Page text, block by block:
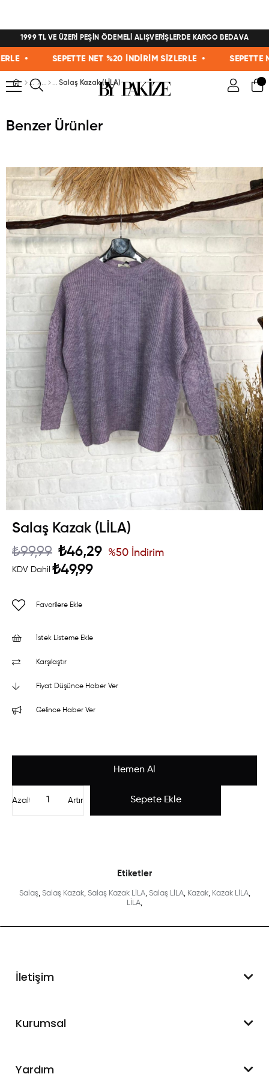
1999 TL VE ÜZERİ PEŞİN ÖDEMELİ ALIŞVERİŞLERDE KARGO BEDAVA
• SEPETTE NET %20 İNDİRİM SİZLERLE • SEPETTE
Salaş Kazak (LİLA)
Benzer Ürünler
Salaş Kazak (LİLA)
₺99,99 ₺46,29
KDV Dahil ₺49,99
%50 İndirim
Favorilere Ekle
İstek Listeme Ekle
Karşılaştır
Fiyat Düşünce Haber Ver
Gelince Haber Ver
Artır
Azalt
Etiketler
Salaş, Salaş Kazak, Salaş Kazak LİLA, Salaş LİLA, Kazak, Kazak LİLA,
LİLA,
İletişim
WhatsApp Destek
Kurumsal
Hakkımızda
Yardım